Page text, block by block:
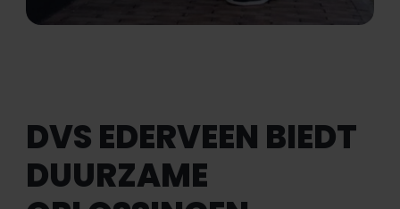
DVS EDERVEEN BIEDT
DUURZAME